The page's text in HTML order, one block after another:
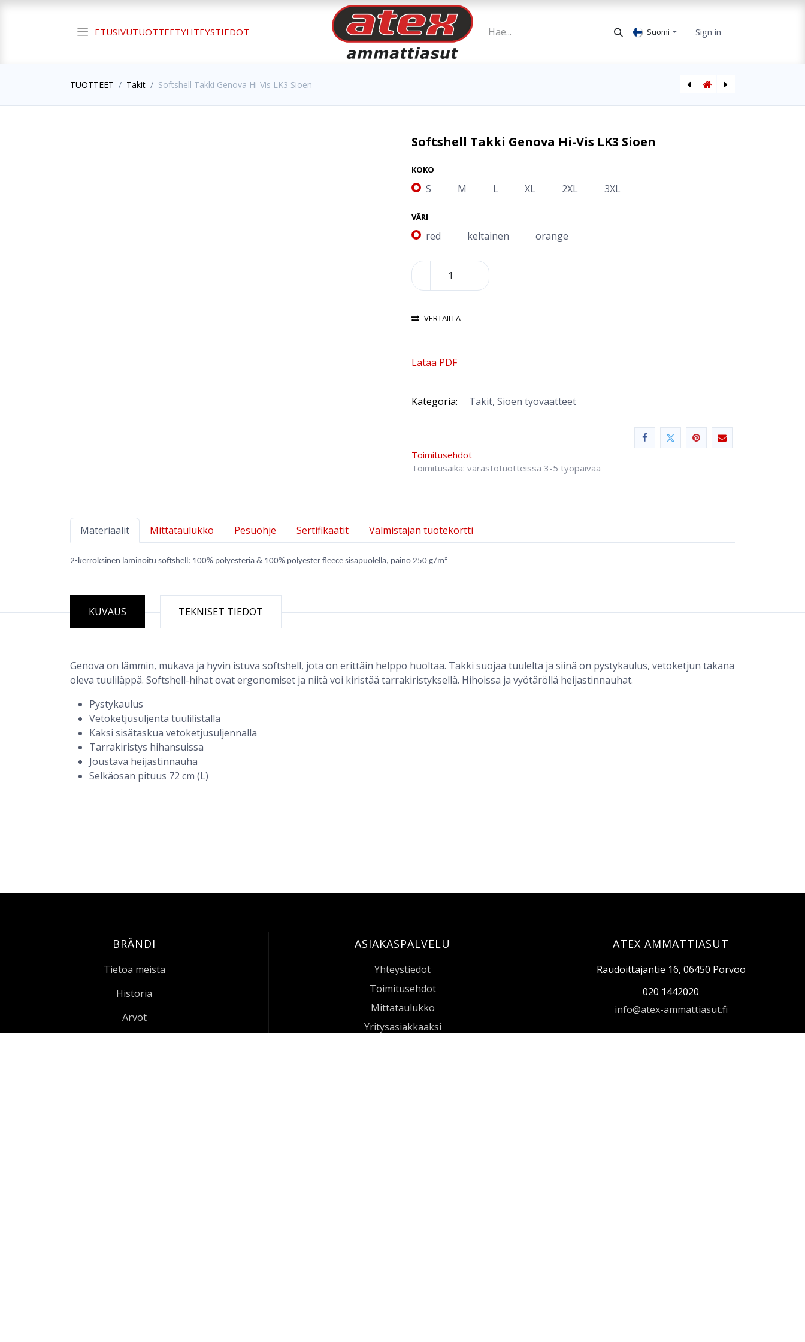
ETUSIVUTUOTTEETYHTEYSTIEDOT Suomi Sign in
TUOTTEET Takit Softshell Takki Genova Hi-Vis LK3 Sioen
Softshell Takki Genova Hi-Vis LK3 Sioen
KOKO
S M L XL 2XL 3XL
VÄRI
red keltainen orange
VERTAILLA
Lataa PDF
Kategoria: Takit, Sioen työvaatteet
Toimitusehdot
Toimitusaika: varastotuotteissa 3-5 työpäivää
Materiaalit Mittataulukko Pesuohje Sertifikaatit Valmistajan tuotekortti
2-kerroksinen laminoitu softshell: 100% polyesteriä & 100% polyester fleece sisäpuolella, paino 250 g/m²
KUVAUS TEKNISET TIEDOT
Genova on lämmin, mukava ja hyvin istuva softshell, jota on erittäin helppo huoltaa. Takki suojaa tuulelta ja siinä on pystykaulus, vetoketjun takana
oleva tuuliläppä. Softshell-hihat ovat ergonomiset ja niitä voi kiristää tarrakiristyksellä. Hihoissa ja vyötäröllä heijastinnauhat.
Pystykaulus
Vetoketjusuljenta tuulilistalla
Kaksi sisätaskua vetoketjusuljennalla
Tarrakiristys hihansuissa
Joustava heijastinnauha
Selkäosan pituus 72 cm (L)
ASIAKASPALVELU
Yhteystiedot
Toimitusehdot
Mittataulukko
Yritysasiakkaaksi
ATEX AMMATTIASUT
Raudoittajantie 16, 06450 Porvoo
020 1442020
info@atex-ammattiasut.fi
BRÄNDI
Tietoa meistä
Historia
Arvot